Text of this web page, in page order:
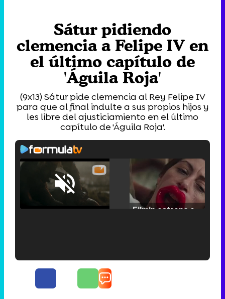
Sátur pidiendo
clemencia a Felipe IV en
el último capítulo de
'Águila Roja'
(9x13) Sátur pide clemencia al Rey Felipe IV
para que al final indulte a sus propios hijos y
les libre del ajusticiamiento en el último
capítulo de 'Águila Roja'.
Unmute /
Loaded:
25.30%